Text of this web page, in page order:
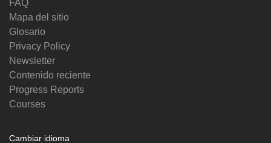
FAQ
Mapa del sitio
Glosario
Privacy Policy
Newsletter
Contenido reciente
Progress Reports
Courses
Cambiar idioma